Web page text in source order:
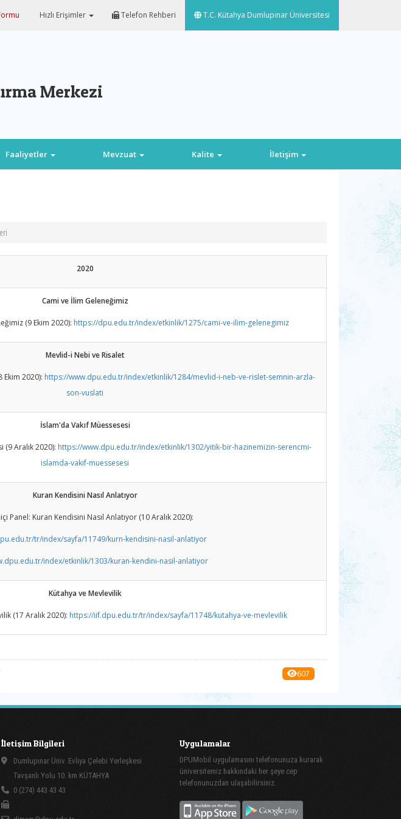
Hızlı Erişimler Telefon Rehberi T.C. Kütahya Dumlupınar Üniversitesi
Merkezi
Faaliyetler Mevzuat Kalite İletişim
2020
Cami ve İlim Geleneğimiz
(9 Ekim 2020): https://dpu.edu.tr/index/etkinlik/1275/cami-ve-ilim-gelenegimiz
Mevlid-i Nebi ve Risalet
Ekim 2020): https://www.dpu.edu.tr/index/etkinlik/1284/mevlid-i-neb-ve-rislet-semnin-arzla-
son-vuslati
İslam'da Vakıf Müessesesi
(9 Aralık 2020): https://www.dpu.edu.tr/index/etkinlik/1302/yitik-bir-hazinemizin-serencmi-
islamda-vakif-muessesesi
Kuran Kendisini Nasıl Anlatıyor
Panel: Kuran Kendisini Nasıl Anlatıyor (10 Aralık 2020):
tr/index/sayfa/11749/kurn-kendisini-nasil-anlatiyor
index/etkinlik/1303/kuran-kendini-nasil-anlatiyor
Kütahya ve Mevlevilik
(17 Aralık 2020): https://iif.dpu.edu.tr/tr/index/sayfa/11748/kutahya-ve-mevlevilik
607
İletişim Bilgileri
Dumlupınar Üniv. Evliya Çelebi Yerleşkesi
Tavşanlı Yolu 10. km KÜTAHYA
0 (274) 443 43 43
Uygulamalar
DPUMobil uygulamasını telefonunuza kurarak
üniversitemiz hakkındaki her şeye cep
telefonunuzdan ulaşabilirsiniz.